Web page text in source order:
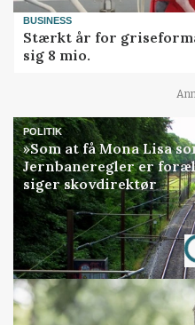
BUSINESS
Stærkt år for
sig 8 mio.
POLITIK
»Som at få Mona Lisa
Jernbaneregler er
siger skovdirektør